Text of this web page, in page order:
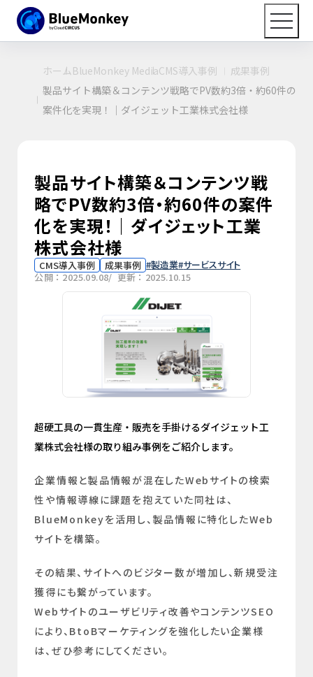
ホームBlueMonkey MediaCMS導入事例
成果事例
製品サイト構築＆コンテンツ戦略でPV数約3倍・約60件の
案件化を実現！｜ダイジェット工業株式会社様
製品サイト構築＆コンテンツ戦
略でPV数約3倍・約60件の案件
化を実現！｜ダイジェット工業
株式会社様
CMS導入事例 成果事例 製造業 サービスサイト
公開：2025.09.08/ 更新：2025.10.15
超硬工具の一貫生産・販売を手掛けるダイジェット工
業株式会社様の取り組み事例をご紹介します。
企業情報と製品情報が混在したWebサイトの検索
性や情報導線に課題を抱えていた同社は、
BlueMonkeyを活用し、製品情報に特化したWeb
サイトを構築。
その結果、サイトへのビジター数が増加し、新規受注
獲得にも繋がっています。
Webサイトのユーザビリティ改善やコンテンツSEO
により、BtoBマーケティングを強化したい企業様
は、ぜひ参考にしてください。